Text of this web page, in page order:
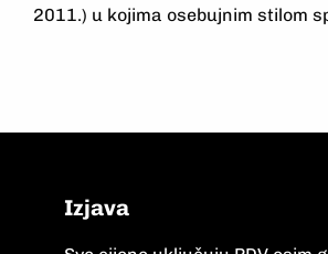
2011.) u kojima osebujnim stilom
Izjava